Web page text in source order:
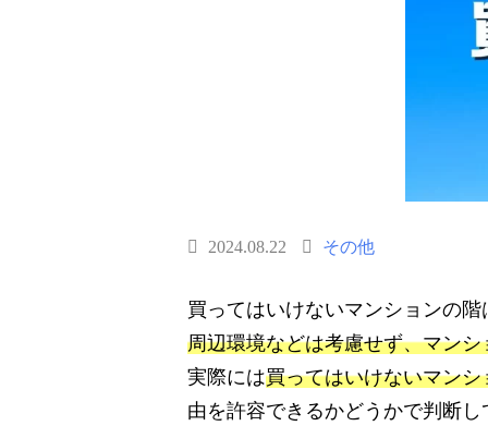
2024.08.22 その他
買ってはいけないマンションの
周辺環境などは考慮せず、マン
実際には買ってはいけないマン
由を許容できるかどうかで判断